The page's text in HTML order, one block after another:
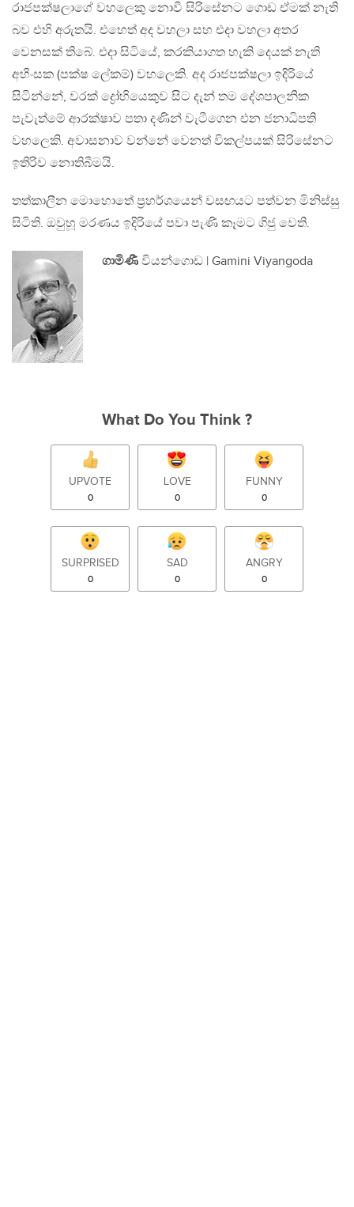
රාජපක්ෂලාගේ වහලෙකු නොවී සිරිසේනට ගොඩ ඒමක් නැති
බව එහි අරුතයි. එහෙත් අද වහලා සහ එදා වහලා අතර
වෙනසක් තිබේ. එදා සිටියේ, කරකියාගත හැකි දෙයක් නැති
අහිංසක (පක්ෂ ලේකම්) වහලෙකි. අද රාජපක්ෂලා ඉදිරියේ
සිටින්නේ, වරක් ද්‍රෝහියෙකුව සිට දැන් තම දේශපාලනික
පැවැත්මේ ආරක්ෂාව පතා දණින් වැටීගෙන එන ජනාධිපති
වහලෙකි. අවාසනාව වන්නේ වෙනත් විකල්පයක් සිරිසේනට
ඉතිරිව නොතිබීමයි.
තත්කාලීන මොහොතේ ප‍්‍රහර්ශයෙන් වසඟයට පත්වන මිනිස්සු
සිටිති. ඔවුහූ මරණය ඉදිරියේ පවා පැණි කෑමට ගිජු වෙති.
ගාමිණී වියන්ගොඩ | Gamini Viyangoda
What Do You Think ?
UPVOTE
0
LOVE
0
FUNNY
0
SURPRISED
0
SAD
0
ANGRY
0